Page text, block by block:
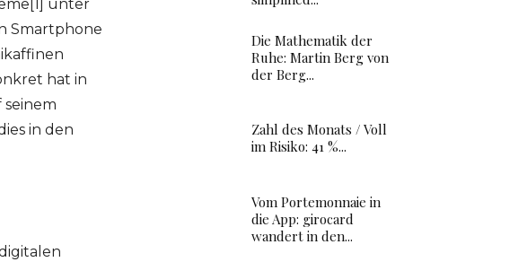
unter
Smartphone
hat in
in den
Die Mathematik der
Ruhe: Martin Berg von
der Berg...
Zahl des Monats / Voll
im Risiko: 41 %...
Vom Portemonnaie in
die App: girocard
wandert in den...